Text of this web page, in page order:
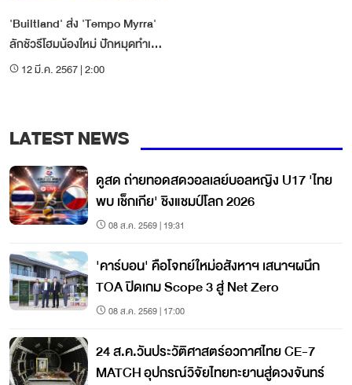
'Builtland' ส่ง 'Tempo Myrra'
ลักชัวรีโฮมน้องใหม่ ปักหมุดทำเล
ฮอต 'พระราม 5'
12 มี.ค. 2567 | 2:00
LATEST NEWS
ดูสด ถ่ายทอดสดวอลเลย์บอลหญิง U17 'ไทย
พบ เช็กเกีย' ชิงแชมป์โลก 2026
08 ส.ค. 2569 | 19:31
'คาร์บอน' คือโจทย์ใหม่อสังหาฯ เสนาฯผนึก
TOA ปิดเกม Scope 3 สู่ Net Zero
08 ส.ค. 2569 | 17:00
24 ส.ค.วันประวัติศาสตร์อวกาศไทย CE-7
MATCH อุปกรณ์วิจัยไทยทะยานสู่ดวงจันทร์